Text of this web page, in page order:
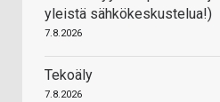
yleistä sähkökeskustelua!)
7.8.2026
Tekoäly
7.8.2026